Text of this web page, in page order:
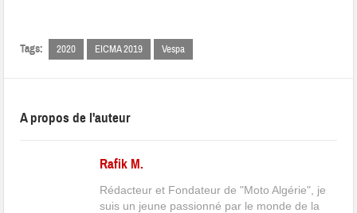
Tags: 2020 EICMA 2019 Vespa
A propos de l'auteur
Rafik M.
Rédacteur et Fondateur de "Moto Algérie", je
suis un jeune passionné par le monde de la